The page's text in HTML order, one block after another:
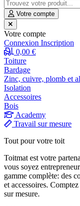
Votre compte
Votre compte
Connexion Inscription
0,00 €
Toiture
Bardage
Zinc, cuivre, plomb et
Isolation
Accessoires
Bois
Academy
Travail sur mesure
Tout pour votre toit
Toitmat est votre
vous soyez
gamme complète: des
et accessoires.
sur mesure.